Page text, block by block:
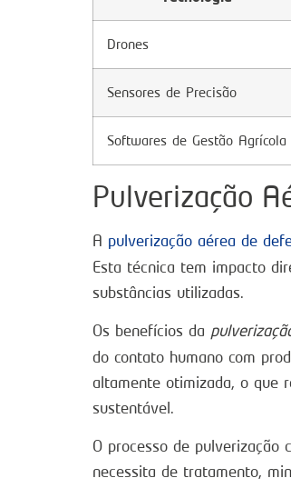
Drones
Sensores de Precisão
Softwares de Gestão Agrícola
Pulverização
A pulverização aérea de
Esta técnica tem impacto
substâncias utilizadas.
Os benefícios da
do contato humano com
altamente otimizada, o que
sustentável.
O processo de
necessita de tratamento,